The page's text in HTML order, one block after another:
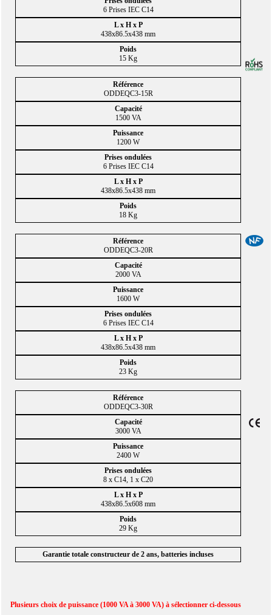
6 Prises IEC C14
438x86.5x438 mm
15 Kg
ODDEQC3-15R
1500 VA
1200 W
6 Prises IEC C14
438x86.5x438 mm
18 Kg
ODDEQC3-20R
2000 VA
1600 W
6 Prises IEC C14
438x86.5x438 mm
23 Kg
ODDEQC3-30R
3000 VA
2400 W
8 x C14, 1 x C20
438x86.5x608 mm
29 Kg
Garantie totale constructeur de 2 ans, batteries incluses
Plusieurs choix de puissance (1000 VA à 3000 VA) à sélectionner ci-dessous